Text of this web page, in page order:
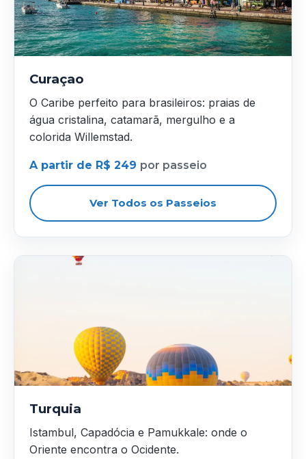
Curaçao
O Caribe perfeito para brasileiros: praias de
água cristalina, catamarã, mergulho e a
colorida Willemstad.
A partir de R$ 249 por passeio
Ver Todos os Passeios
Turquia
Istambul, Capadócia e Pamukkale: onde o
Oriente encontra o Ocidente.